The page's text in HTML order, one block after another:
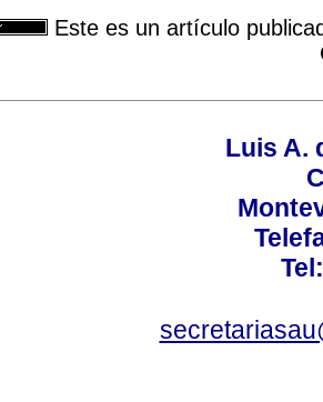
Este es un artículo
Luis A.